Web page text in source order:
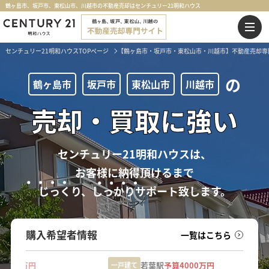
鶴ヶ島市、坂戸市、東松山市、川越市の不動産売却はセンチュリー21明和ハウス
センチュリー21明和ハウスTOPページ 【鶴ヶ島市・坂戸市・東松山市・川越市】不動産売却
鶴ヶ島市 坂戸市 東松山市 川越市 の
売却・買取に強い
センチュリー21明和ハウスは、
お客様に納得頂けるまで
じっくり、しっかりサポート致します。
購入希望者情報 一覧はこちら